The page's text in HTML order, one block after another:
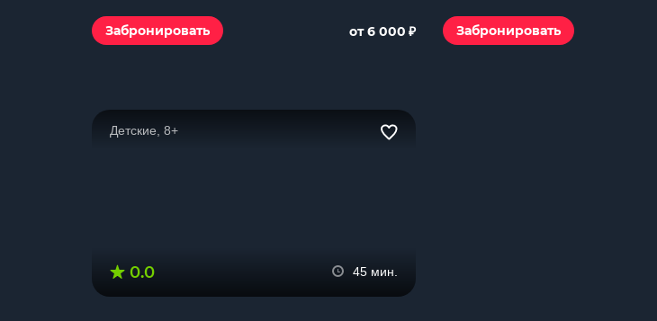
Забронировать от 6 000 ₽ Забронировать
Детские, 8+
0.0 45 мин.